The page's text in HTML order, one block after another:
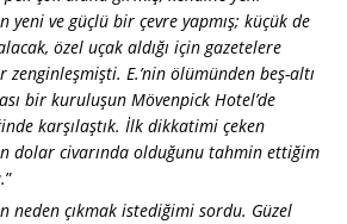
ve güçlü bir çevre yapmış; küçük de
özel uçak aldığı için gazetelere
E.’nin ölümünden beş-altı
bir kuruluşun Mövenpick Hotel’de
karşılaştık. İlk dikkatimi çeken
dolar civarında olduğunu tahmin ettiğim
”
neden çıkmak istediğimi sordu. Güzel